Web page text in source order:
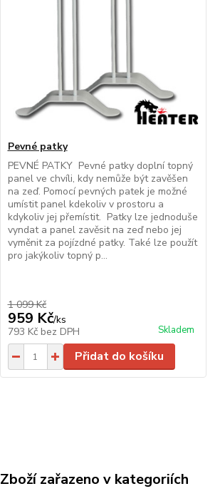
Pevné patky
PEVNÉ PATKY Pevné patky doplní topný
panel ve chvíli, kdy nemůže být zavěšen
na zeď. Pomocí pevných patek je možné
umístit panel kdekoliv v prostoru a
kdykoliv jej přemístit. Patky lze jednoduše
vyndat a panel zavěsit na zeď nebo jej
vyměnit za pojízdné patky. Také lze použít
pro jakýkoliv topný p...
1 099 Kč
959 Kč/ks
793 Kč bez DPH Skladem
Přidat do košíku
Zboží zařazeno v kategoriích